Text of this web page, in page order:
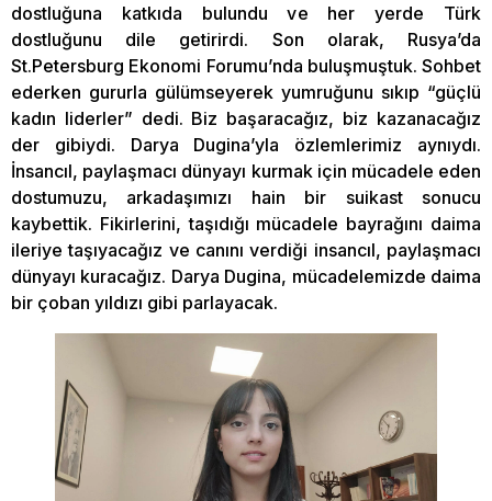
dostluğuna katkıda bulundu ve her yerde Türk
dostluğunu dile getirirdi. Son olarak, Rusya’da
St.Petersburg Ekonomi Forumu’nda buluşmuştuk. Sohbet
ederken gururla gülümseyerek yumruğunu sıkıp “güçlü
kadın liderler” dedi. Biz başaracağız, biz kazanacağız
der gibiydi. Darya Dugina’yla özlemlerimiz aynıydı.
İnsancıl, paylaşmacı dünyayı kurmak için mücadele eden
dostumuzu, arkadaşımızı hain bir suikast sonucu
kaybettik. Fikirlerini, taşıdığı mücadele bayrağını daima
ileriye taşıyacağız ve canını verdiği insancıl, paylaşmacı
dünyayı kuracağız. Darya Dugina, mücadelemizde daima
bir çoban yıldızı gibi parlayacak.